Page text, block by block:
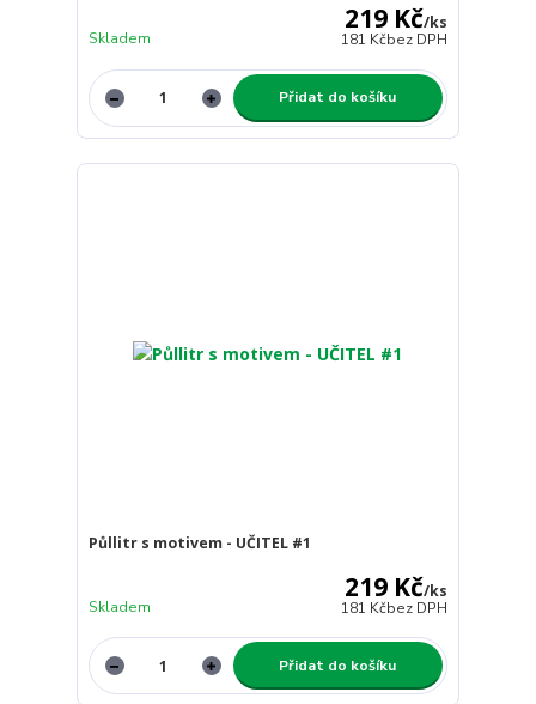
219 Kč/ks
181 Kčbez DPH
Skladem
Přidat do košíku
Půllitr s motivem - UČITEL #1
219 Kč/ks
181 Kčbez DPH
Skladem
Přidat do košíku